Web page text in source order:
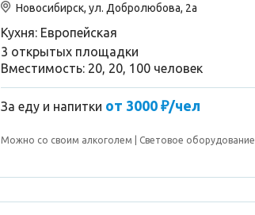
Новосибирск, ул. Добролюбова, 2а
Кухня: Европейская
3 открытых площадки
Вместимость: 20, 20, 100 человек
За еду и напитки от 3000 ₽/чел
Можно со своим алкоголем Световое оборудование